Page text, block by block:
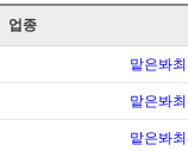
업종
맡은봐
맡은봐
맡은봐